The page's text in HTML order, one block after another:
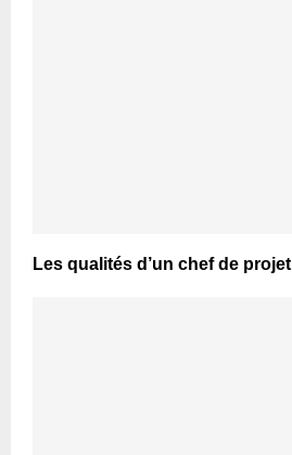
Les qualités d’un chef de projet